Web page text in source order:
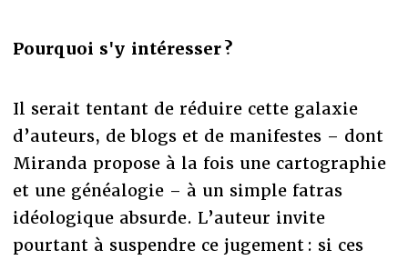
Pourquoi s'y intéresser ?
Il serait tentant de réduire cette galaxie
d’auteurs, de blogs et de manifestes – dont
Miranda propose à la fois une cartographie
et une généalogie – à un simple fatras
idéologique absurde. L’auteur invite
pourtant à suspendre ce jugement : si ces